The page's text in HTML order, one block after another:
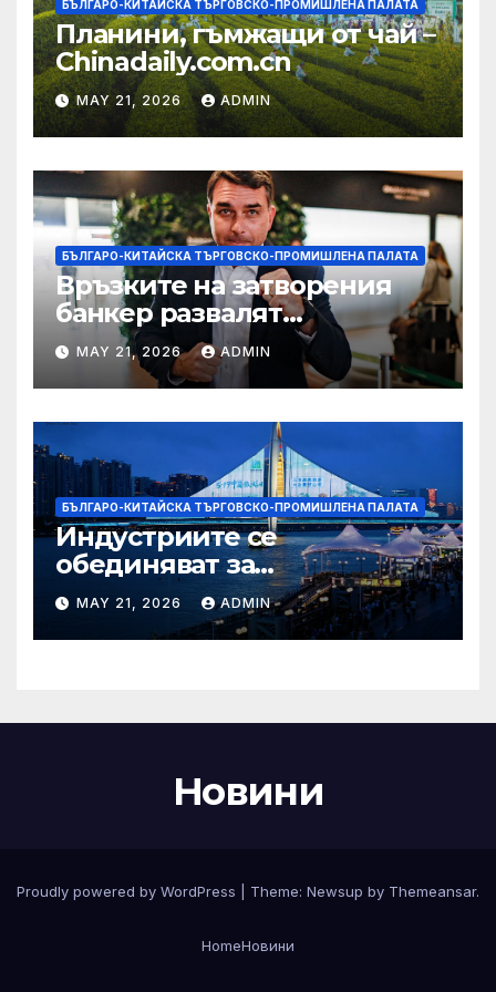
БЪЛГАРО-КИТАЙСКА ТЪРГОВСКО-ПРОМИШЛЕНА ПАЛАТА
Планини, гъмжащи от чай –
Chinadaily.com.cn
MAY 21, 2026 ADMIN
БЪЛГАРО-КИТАЙСКА ТЪРГОВСКО-ПРОМИШЛЕНА ПАЛАТА
Връзките на затворения
банкер развалят
надеждите на Флавио
Болсонаро за президент на
Бразилия
MAY 21, 2026 ADMIN
БЪЛГАРО-КИТАЙСКА ТЪРГОВСКО-ПРОМИШЛЕНА ПАЛАТА
Индустриите се
обединяват за
висококачествен растеж на
културния и
туристическия сектор
MAY 21, 2026 ADMIN
Новини
Proudly powered by WordPress Theme: Newsup by Themeansar.
HomeНовини